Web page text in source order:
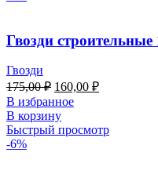
Гвозди
Гвозди
175,00₽ 160,00 ₽
В избранное
В корзину
Быстрый просмотр
-6%